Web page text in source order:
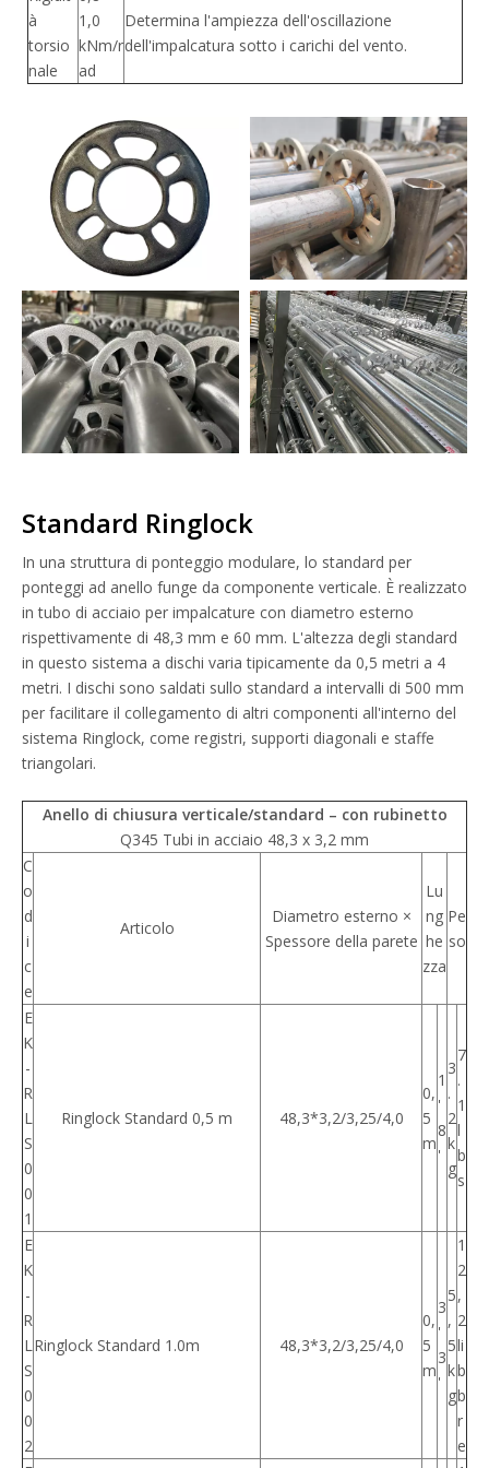
à
torsio
nale
1,0
kNm/r
ad
Determina l'ampiezza dell'oscillazione
dell'impalcatura sotto i carichi del vento.
Standard Ringlock
In una struttura di ponteggio modulare, lo standard per
ponteggi ad anello funge da componente verticale. È realizzato
intubo di acciaio per impalcature con diametro esterno
rispettivamente di 48,3 mm e 60 mm. L'altezza degli standard
in questo sistema a dischi varia tipicamente da 0,5 metri a 4
metri. I dischi sono saldati sullo standard a intervalli di 500 mm
per facilitare il collegamento di altri componenti all'interno del
sistema Ringlock, come registri, supporti diagonali e staffe
triangolari.
Anello di chiusura verticale/standard – con rubinetto
Q345 Tubi in acciaio 48,3 x 3,2 mm
C
o
d
i
c
e
Articolo
Diametro esterno ×
Spessore della parete
Lu
ng
he
zza
Pe
so
E
K
-
R
L
S
0
0
1
Ringlock Standard 0,5 m 48,3*3,2/3,25/4,0
0,
5
m
1
'
8
'
3
.
2
k
g
7
.
1
l
b
s
E
K
-
R
L
S
0
0
2
Ringlock Standard 1.0m 48,3*3,2/3,25/4,0
0,
5
m
3
'
3
'
5
,
5
k
g
1
2
,
2
li
b
b
r
e